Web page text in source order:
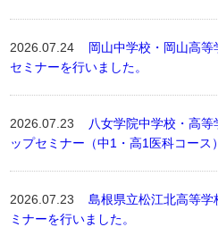
2026.07.24 岡山中学校・岡山高
セミナーを行いました。
2026.07.23
八女学院中学校・高
ップセミナー（中1・高1医科コース
2026.07.23島根県立松江北高等
ミナーを行いました。